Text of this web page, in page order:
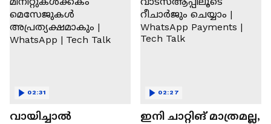
വായിച്ചാൽ
02:31
ഇനി ചാറ്റിങ് മാത്രമല്ല,
02:27